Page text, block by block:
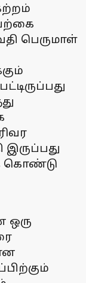
பெருமாள்
இருப்பது
கொண்டு
ஒரு